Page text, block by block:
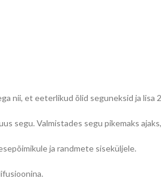
nii, et eeterlikud õlid seguneksid ja lisa
segu. Valmistades segu pikemaks
ja randmete siseküljele.